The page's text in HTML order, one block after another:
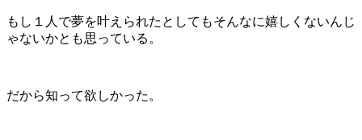
もし１人で夢を叶えられたとしてもそんなに嬉しくないんじ
ゃないかとも思っている。
だから知って欲しかった。